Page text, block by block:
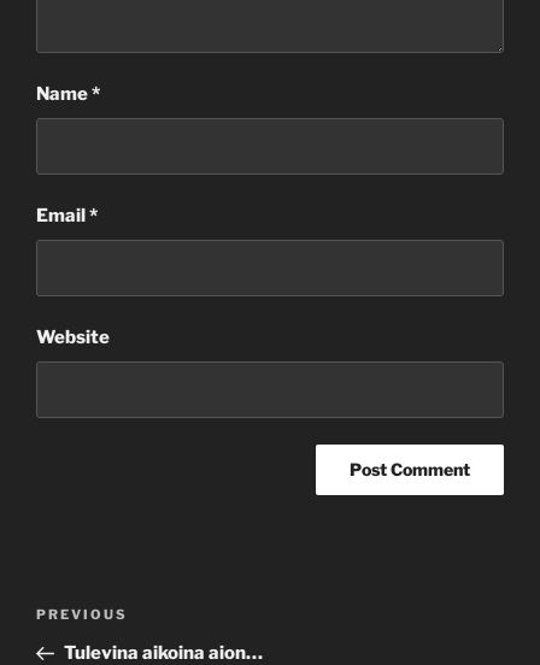
Name*
Email*
Website
Previous
Post
PREVIOUS
Tulevina aikoina aion…